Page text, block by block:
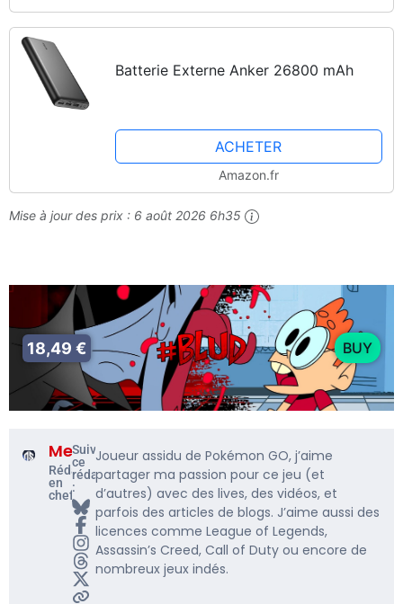
Batterie Externe Anker 26800 mAh
ACHETER
Amazon.fr
Mise à jour des prix : 6 août 2026 6h35
18,49 € BUY
Me5rine_
Rédacteur
en
chef
Suivre
ce
rédacteur
:
Joueur assidu de Pokémon GO, j’aime
partager ma passion pour ce jeu (et
d’autres) avec des lives, des vidéos, et
parfois des articles de blogs. J’aime aussi des
licences comme League of Legends,
Assassin’s Creed, Call of Duty ou encore de
nombreux jeux indés.